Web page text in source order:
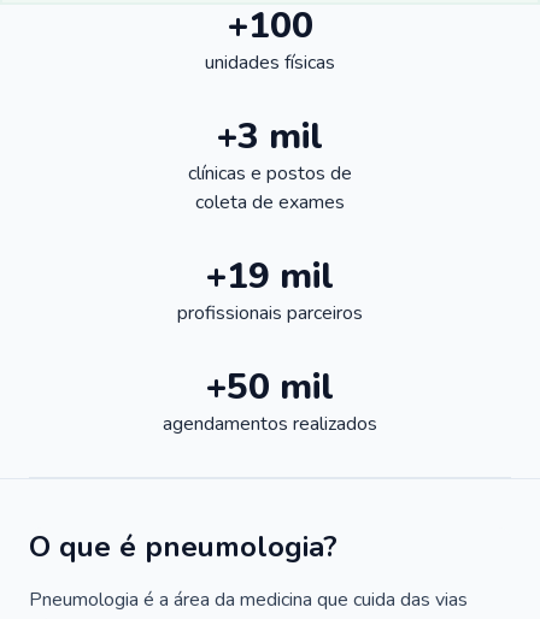
+100
unidades físicas
+3 mil
clínicas e postos de
coleta de exames
+19 mil
profissionais parceiros
+50 mil
agendamentos realizados
O que é pneumologia?
Pneumologia é a área da medicina que cuida das vias